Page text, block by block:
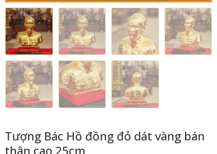
Tượng Bác Hồ đồng đỏ dát vàng bán
thân cao 25cm